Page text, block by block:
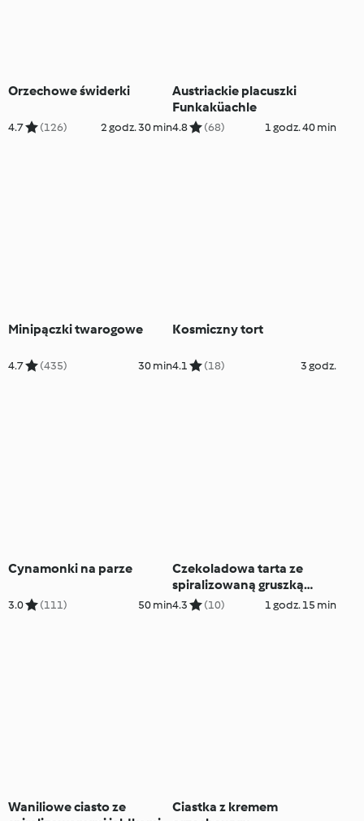
Orzechowe świderki
4.7 (126) 2 godz. 30 min
Austriackie placuszki
Funkaküachle
4.8 (68) 1 godz. 40 min
Minipączki twarogowe
4.7 (435) 30 min
Kosmiczny tort
4.1 (18) 3 godz.
Cynamonki na parze
3.0 (111) 50 min
Czekoladowa tarta ze
spiralizowaną gruszką
(TM5)
4.3 (10) 1 godz. 15 min
Waniliowe ciasto ze
Ciastka z kremem